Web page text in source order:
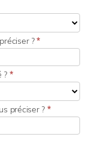
? *
?*
préciser ? *